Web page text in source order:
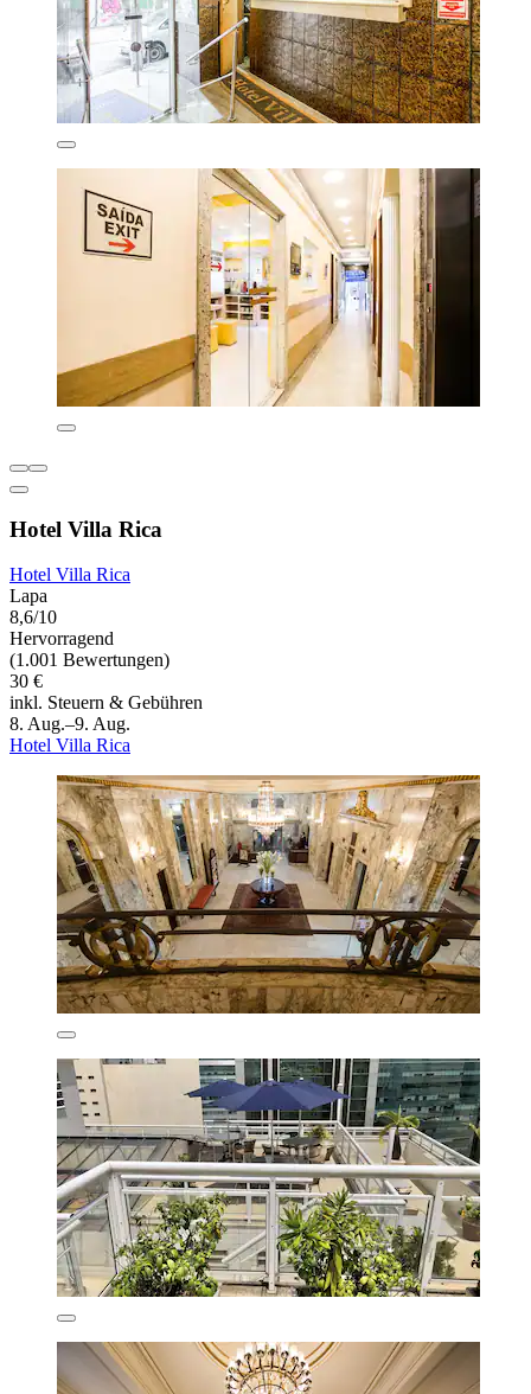
Hotel Villa Rica
Hotel Villa Rica
Lapa
8,6/10
Hervorragend
(1.001 Bewertungen)
30 €
inkl. Steuern & Gebühren
8. Aug.–9. Aug.
Hotel Villa Rica